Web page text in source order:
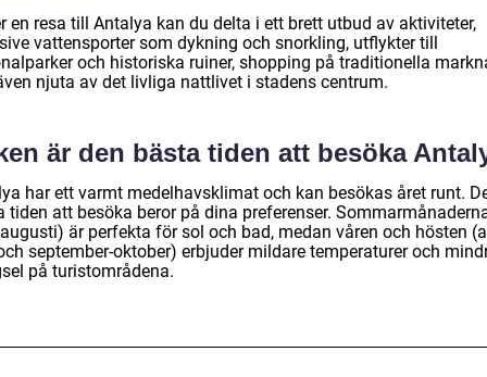
en resa till Antalya kan du delta i ett brett utbud av aktiviteter,
vattensporter som dykning och snorkling, utflykter till
och historiska ruiner, shopping på traditionella
njuta av det livliga nattlivet i stadens centrum.
är den bästa tiden att besöka
har ett varmt medelhavsklimat och kan besökas året runt.
tiden att besöka beror på dina preferenser.
är perfekta för sol och bad, medan våren och hösten
september-oktober) erbjuder mildare temperaturer och
på turistområdena.